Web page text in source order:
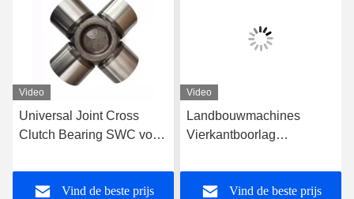
Video
Universal Joint Cross
Clutch Bearing SWC voor
Boring Grootte 10-100mm
bij machinewerkstations
Vind de beste prijs
Video
Landbouwmachines
Vierkantboorlag
WB208PPB13 F33
39602m F33 39602
Vind de beste prijs